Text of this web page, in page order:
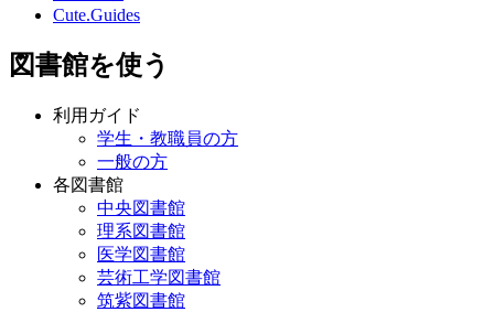
Cute.Guides
図書館を使う
利用ガイド
学生・教職員の方
一般の方
各図書館
中央図書館
理系図書館
医学図書館
芸術工学図書館
筑紫図書館